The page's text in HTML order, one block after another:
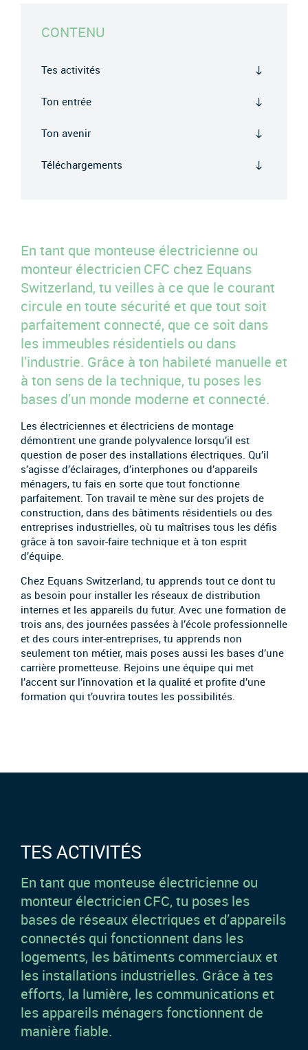
CONTENU
Tes activités
Ton entrée
Ton avenir
Téléchargements
En tant que monteuse électricienne ou
monteur électricien CFC chez Equans
Switzerland, tu veilles à ce que le courant
circule en toute sécurité et que tout soit
parfaitement connecté, que ce soit dans
les immeubles résidentiels ou dans
l’industrie. Grâce à ton habileté manuelle et
à ton sens de la technique, tu poses les
bases d’un monde moderne et connecté.
Les électriciennes et électriciens de montage
démontrent une grande polyvalence lorsqu’il est
question de poser des installations électriques. Qu’il
s’agisse d’éclairages, d’interphones ou d’appareils
ménagers, tu fais en sorte que tout fonctionne
parfaitement. Ton travail te mène sur des projets de
construction, dans des bâtiments résidentiels ou des
entreprises industrielles, où tu maîtrises tous les défis
grâce à ton savoir-faire technique et à ton esprit
d’équipe.
Chez Equans Switzerland, tu apprends tout ce dont tu
as besoin pour installer les réseaux de distribution
internes et les appareils du futur. Avec une formation de
trois ans, des journées passées à l’école professionnelle
et des cours inter-entreprises, tu apprends non
seulement ton métier, mais poses aussi les bases d’une
carrière prometteuse. Rejoins une équipe qui met
l’accent sur l’innovation et la qualité et profite d’une
formation qui t’ouvrira toutes les possibilités.
TES ACTIVITÉS
En tant que monteuse électricienne ou
monteur électricien CFC, tu poses les
bases de réseaux électriques et d’appareils
connectés qui fonctionnent dans les
logements, les bâtiments commerciaux et
les installations industrielles. Grâce à tes
efforts, la lumière, les communications et
les appareils ménagers fonctionnent de
manière fiable.